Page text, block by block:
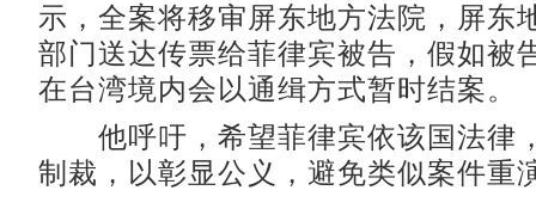
示，全案将移审屏东地方法院，屏东
部门送达传票给菲律宾被告，假如被
在台湾境内会以通缉方式暂时结案。
他呼吁，希望菲律宾依该国法律
制裁，以彰显公义，避免类似案件重